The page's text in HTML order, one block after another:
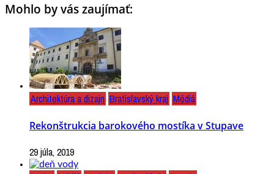
Mohlo by vás zaujímať:
Architektúra a dizajn Bratislavský kraj Médiá
Rekonštrukcia barokového mostíka v Stupave
29 júla, 2019